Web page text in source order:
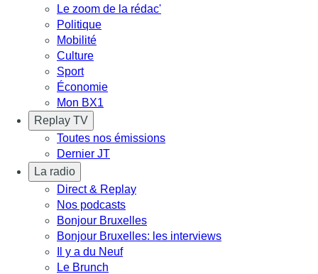
Le zoom de la rédac'
Politique
Mobilité
Culture
Sport
Économie
Mon BX1
Replay TV
Toutes nos émissions
Dernier JT
La radio
Direct & Replay
Nos podcasts
Bonjour Bruxelles
Bonjour Bruxelles: les interviews
Il y a du Neuf
Le Brunch